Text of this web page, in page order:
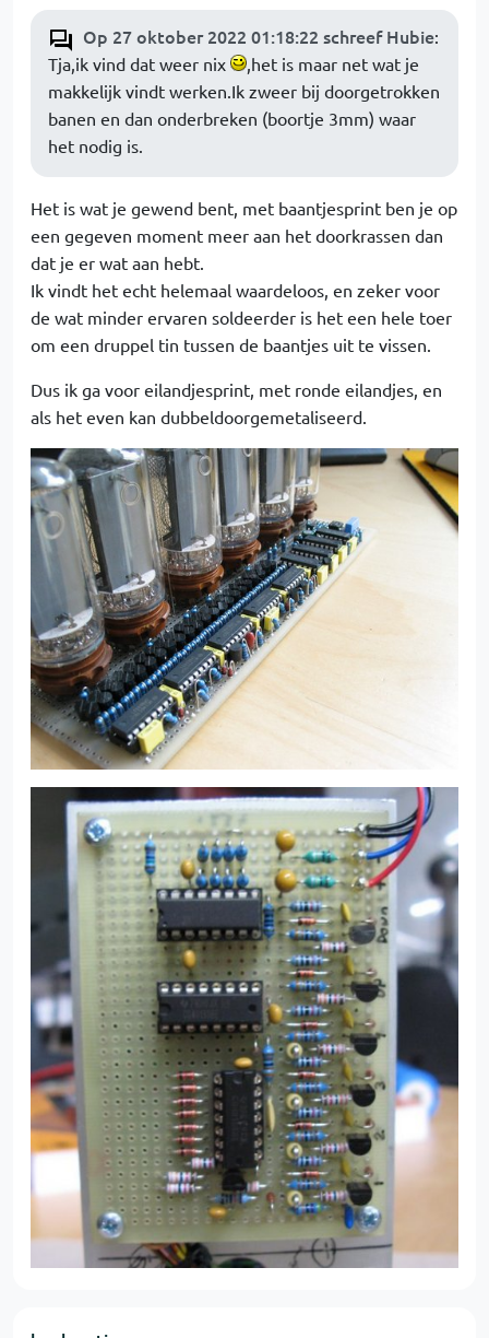
Op 27 oktober 2022 01:18:22 schreef Hubie:
Tja,ik vind dat weer nix
,het is maar net wat je
makkelijk vindt werken.Ik zweer bij doorgetrokken
banen en dan onderbreken (boortje 3mm) waar
het nodig is.
Het is wat je gewend bent, met baantjesprint ben je op
een gegeven moment meer aan het doorkrassen dan
dat je er wat aan hebt.
Ik vindt het echt helemaal waardeloos, en zeker voor
de wat minder ervaren soldeerder is het een hele toer
om een druppel tin tussen de baantjes uit te vissen.
Dus ik ga voor eilandjesprint, met ronde eilandjes, en
als het even kan dubbeldoorgemetaliseerd.